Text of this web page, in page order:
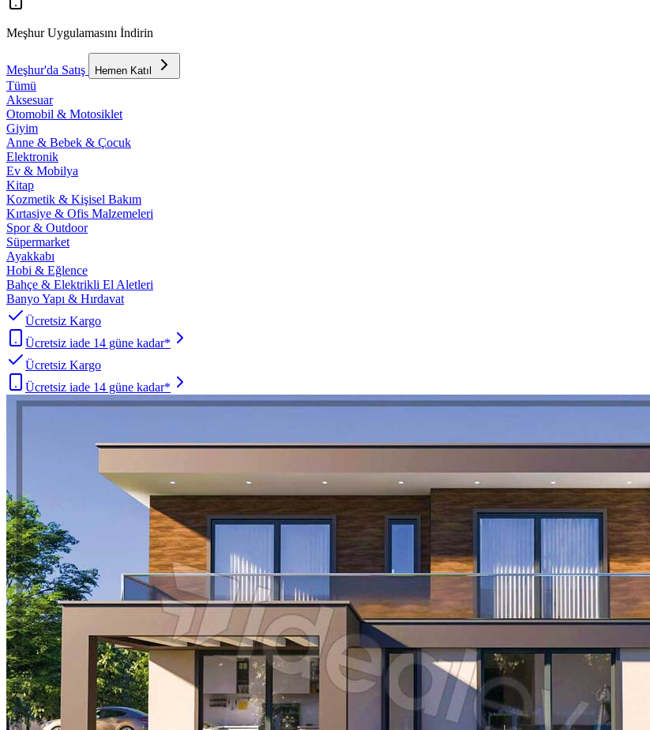
Meşhur Uygulamasını İndirin
Meşhur'da Satış Hemen Katıl
Tümü
Aksesuar
Otomobil & Motosiklet
Giyim
Anne & Bebek & Çocuk
Elektronik
Ev & Mobilya
Kitap
Kozmetik & Kişisel Bakım
Kırtasiye & Ofis Malzemeleri
Spor & Outdoor
Süpermarket
Ayakkabı
Hobi & Eğlence
Bahçe & Elektrikli El Aletleri
Banyo Yapı & Hırdavat
Ücretsiz Kargo
Ücretsiz iade 14 güne kadar*
Ücretsiz Kargo
Ücretsiz iade 14 güne kadar*